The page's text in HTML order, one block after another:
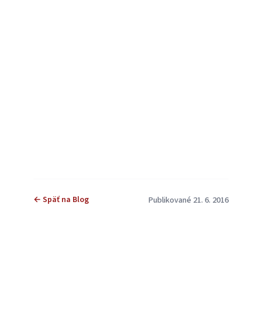
← Späť na Blog Publikované 21. 6. 2016